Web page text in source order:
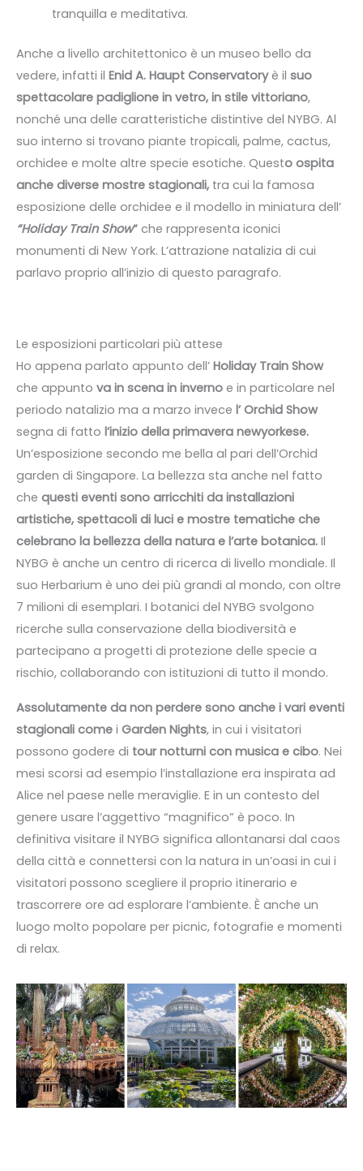
tranquilla e meditativa.
Anche a livello architettonico è un museo bello da
vedere, infatti il Enid A. Haupt Conservatoryè il suo
spettacolare padiglione in vetro, in stile vittoriano,
nonché una delle caratteristiche distintive del NYBG. Al
suo interno si trovano piante tropicali, palme, cactus,
orchidee e molte altre specie esotiche. Questo ospita
anche diverse mostre stagionali, tra cui la famosa
esposizione delle orchidee e il modello in miniatura dell’
“Holiday Train Show“ che rappresenta iconici
monumenti di New York. L’attrazione natalizia di cui
parlavo proprio all’inizio di questo paragrafo.
Le esposizioni particolari più attese
Ho appena parlato appunto dell’ Holiday Train Show
che appunto va in scena in inverno e in particolare nel
periodo natalizio ma a marzo invece l’ Orchid Show
segna di fatto l’inizio della primavera newyorkese.
Un’esposizione secondo me bella al pari dell’Orchid
garden di Singapore. La bellezza sta anche nel fatto
che questi eventi sono arricchiti da installazioni
artistiche, spettacoli di luci e mostre tematiche che
celebrano la bellezza della natura e l’arte botanica. Il
NYBG è anche un centro di ricerca di livello mondiale. Il
suo Herbarium è uno dei più grandi al mondo, con oltre
7 milioni di esemplari. I botanici del NYBG svolgono
ricerche sulla conservazione della biodiversità e
partecipano a progetti di protezione delle specie a
rischio, collaborando con istituzioni di tutto il mondo.
Assolutamente da non perdere sono anche i vari eventi
stagionali come i Garden Nights, in cui i visitatori
possono godere di tour notturni con musica e cibo. Nei
mesi scorsi ad esempio l’installazione era inspirata ad
Alice nel paese nelle meraviglie. E in un contesto del
genere usare l’aggettivo “magnifico” è poco. In
definitiva visitare il NYBG significa allontanarsi dal caos
della città e connettersi con la natura in un’oasi in cui i
visitatori possono scegliere il proprio itinerario e
trascorrere ore ad esplorare l’ambiente. È anche un
luogo molto popolare per picnic, fotografie e momenti
di relax.